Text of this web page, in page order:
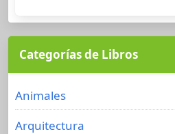
Categorías de Libros
Animales
Arquitectura